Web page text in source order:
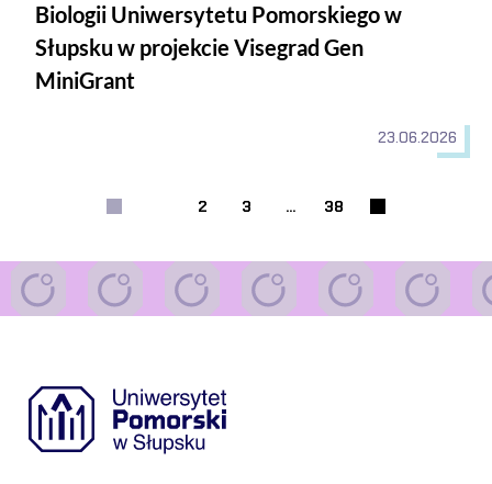
Biologii Uniwersytetu Pomorskiego w
Słupsku w projekcie Visegrad Gen
MiniGrant
23.06.2026
Strona
2 Strona
3 ... 38
Następna strona